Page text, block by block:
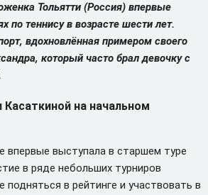
Тольятти (Россия) впервые
по теннису в возрасте шести лет.
вдохновлённая примером своего
который часто брал девочку с
на начальном
впервые выступала в старшем туре
в ряде небольших турниров
подняться в рейтинге и участвовать в